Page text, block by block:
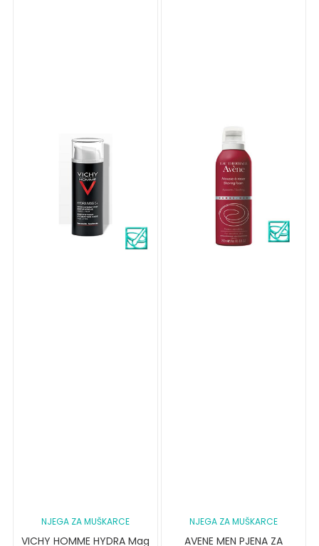
NJEGA ZA MUŠKARCE
VICHY HOMME HYDRA Mag
NJEGA ZA MUŠKARCE
AVENE MEN PJENA ZA